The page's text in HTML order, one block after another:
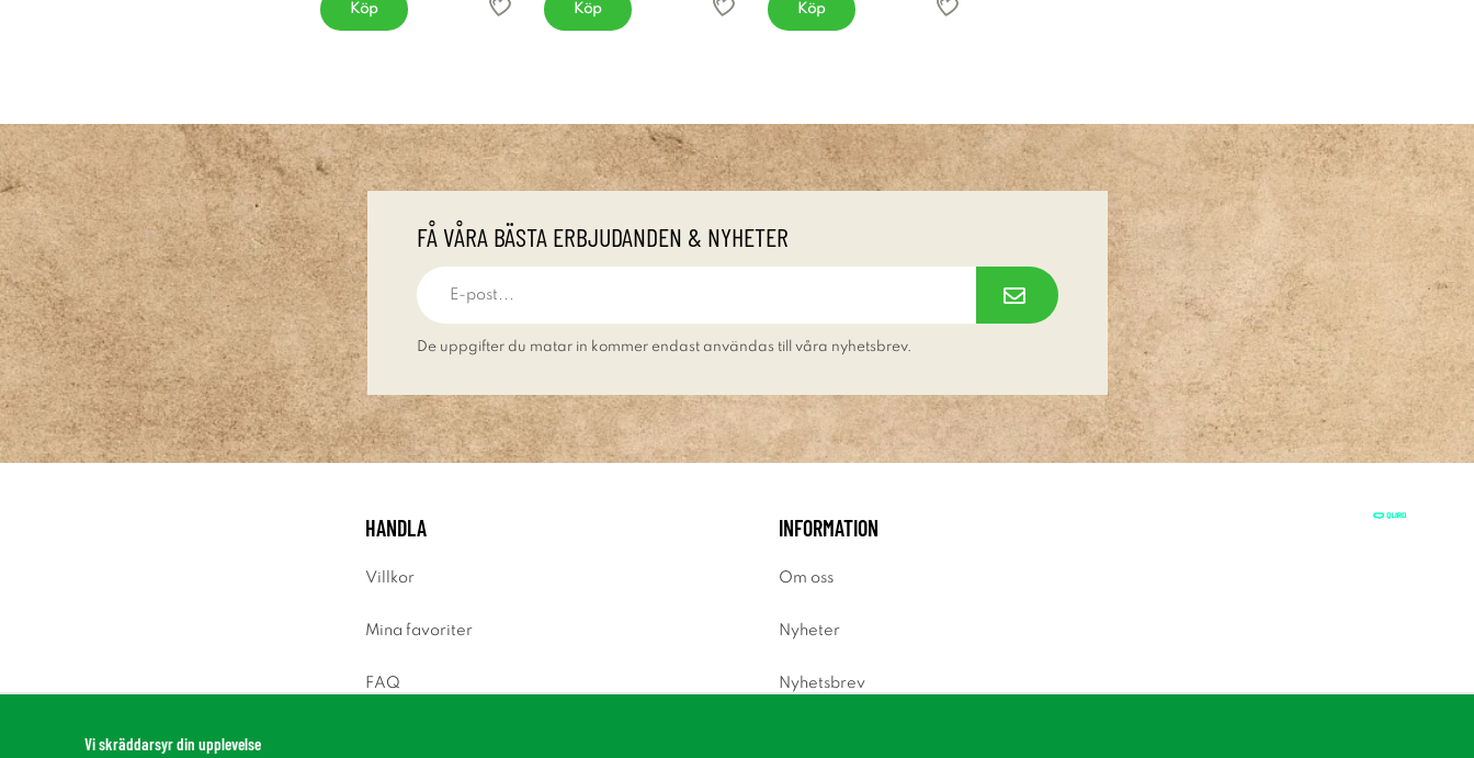
Köp Köp Köp
FÅ VÅRA BÄSTA ERBJUDANDEN & NYHETER
De uppgifter du matar in kommer endast användas till våra nyhetsbrev.
HANDLA
Villkor
Mina favoriter
FAQ
INFORMATION
Om oss
Nyheter
Nyhetsbrev
Vi skräddarsyr din upplevelse